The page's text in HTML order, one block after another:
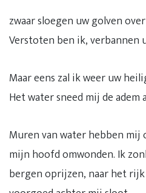
zwaar sloegen uw golven
Verstoten ben ik, verbannen
Maar eens zal ik weer uw
Het water sneed mij de adem
Muren van water hebben mij
mijn hoofd omwonden. Ik
bergen oprijzen, naar het